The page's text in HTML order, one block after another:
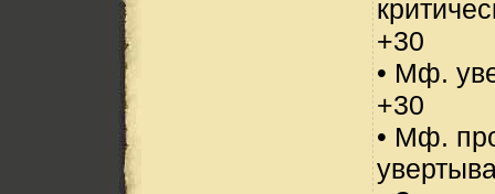
+30
• Мф.
+30
• Мф.